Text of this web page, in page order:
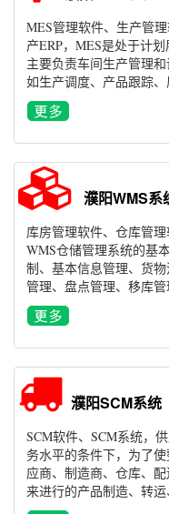
MES管理软件、生产管
产ERP，MES是处于计
主要负责车间生产管理
如生产调度、产品跟踪
濮阳WMS系
库房管理软件、仓库管
WMS仓储管理系统的基
制、基本信息管理、货
管理、盘点管理、移库
濮阳SCM系统
SCM软件、SCM系统，
务水平的条件下，为了
应商、制造商、仓库、
来进行的产品制造、转